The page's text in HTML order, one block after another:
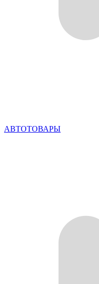
АВТОТОВАРЫ